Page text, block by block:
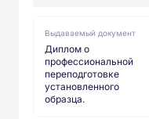
Выдаваемый документ
Диплом о
профессиональной
переподготовке
установленного
образца.